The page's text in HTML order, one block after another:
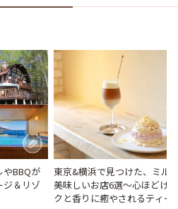
BBQが
ジ＆リゾ
東京&横浜で見つけた、ミル
美味しいお店6選～心ほどけ
クと香りに癒やされるティー